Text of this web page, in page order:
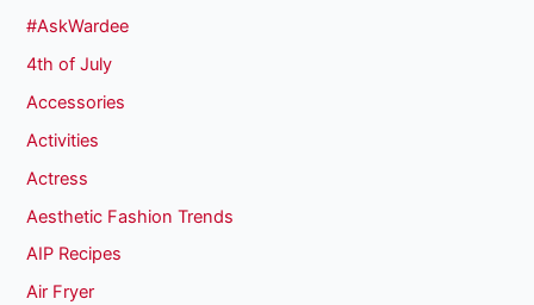
#AskWardee
4th of July
Accessories
Activities
Actress
Aesthetic Fashion Trends
AIP Recipes
Air Fryer